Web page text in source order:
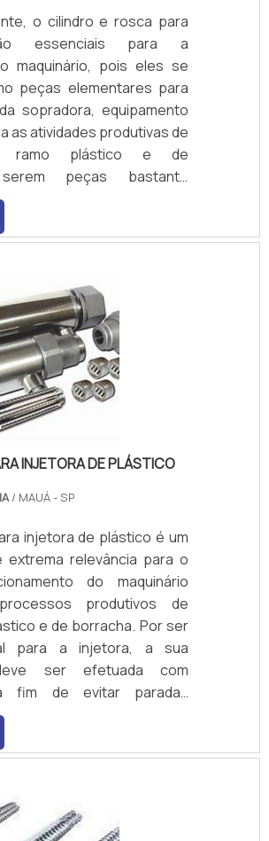
o cilindro e rosca para
essenciais para a
maquinário, pois eles se
peças elementares para
sopradora, equipamento
as atividades produtivas de
ramo plástico e de
serem peças bastante
a degradação é
o serviço de recuperação
que desejam ter
do s.
INJETORA DE PLÁSTICO
/ MAUÁ - SP
injetora de plástico é um
extrema relevância para o
do maquinário
produtivos de
e de borracha. Por ser
para a injetora, a sua
ser efetuada com
fim de evitar paradas
consumo excessivo de
ou até mesmo a perda de
relevantes do